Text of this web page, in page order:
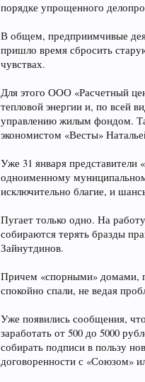
порядке упрощенного
В общем, предприимчивые
пришло время сбросить
чувствах.
Для этого ООО «Расчетный
тепловой энергии и, по всей
управлению жилым фондом.
экономистом «Весты»
Уже 31 января
одноименному
исключительно благие, и
Пугает только одно. На
собираются терять бразды
Зайнутдинов.
Причем «спорными» домами,
спокойно спали, не ведая
Уже появились сообщения,
заработать от 500 до 5000
собирать подписи в пользу
договоренности с «Союзом»